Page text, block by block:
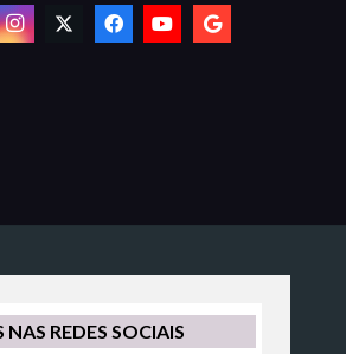
NAS REDES SOCIAIS